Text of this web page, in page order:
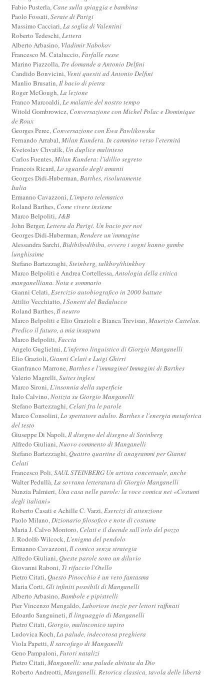
Fabio Pusterla, Cane sulla spiaggia e bambina
Paolo Fossati,Serate di Parigi
Massimo Cacciari,La soglia di Valentini
Roberto Tedeschi,Lettera
Alberto Arbasino, Vladimir Nabokov
Francesco M. Cataluccio,Farfalle russe
Marino Piazzolla, Tre domande a Antonio Delfini
Candido Bonvicini, Venti quesiti ad Antonio Delfini
Manlio Brusatin,Il bacio di pietra
Roger McGough,La lezione
Franco Marcoaldi,Le malattie del nostro tempo
Witold Gombrowicz, Conversazione con Michel Polac e Dominique
de Roux
Georges Perec, Conversazione con Ewa Pawlikowska
Fernando Arrabal,Milan Kundera. In cammino verso l'eternità
Kvetoslav Chvatìk, Un duplice malinteso
Carlos Fuentes,Milan Kundera: l'idillio segreto
Francois Ricard,Lo sguardo degli amanti
Georges Didi-Huberman,Barthes, risolutamente
Italia
Ermanno Cavazzoni,L'impero telematico
Roland Barthes, Come vivere insieme
Marco Belpoliti,J&B
John Berger,Lettera da Parigi. Un bacio per noi
Georges Didi-Huberman,Rendere un’immagine
Alessandra Sarchi,Bidibibodibibu, ovvero i sogni hanno gambe
lunghissime
Stefano Bartezzaghi,Steinberg, talkboy/thinkboy
Marco Belpoliti e Andrea Cortellessa,Antologia della critica
manganelliana. Nota e sommario
Gianni Celati,Esercizio autobiografico in 2000 battute
Attilio Vecchiatto,I Sonetti del Badalucco
Roland Barthes,Il neutro
Marco Belpoliti e Elio Grazioli e Bianca Trevisan,Maurizio Cattelan.
Predico il futuro, a mia insaputa
Marco Belpoliti,Faccia
Angelo Guglielmi,L'inferno linguistico di Giorgio Manganelli
Elio Grazioli,Gianni Celati e Luigi Ghirri
Gianfranco Marrone,Barthes e l'immagine/ Immagini di Barthes
Valerio Magrelli,Suites inglesi
Marco Sironi,L'insonnia della superficie
Italo Calvino,Notizia su Giorgio Manganelli
Stefano Bartezzaghi, Celati fra le parole
Marco Consolini,Lo spettatore adulto. Barthes e l'energia metaforica
del testo
Giuseppe Di Napoli,Il disegno del disegno di Steinberg
Alfredo Giuliani,Nuovo commento di Manganelli
Stefano Bartezzaghi,Quattro quartine di anagrammi per Gianni
Celati
Francesco Poli,SAUL STEINBERG Un artista concettuale, anche
Walter Pedullà,La sovrana letteratura di Giorgio Manganelli
Nunzia Palmieri, Una casa nelle parole: la voce comica nei «Costumi
degli italiani»
Roberto Casati e Achille C. Varzi,Esercizi di attenzione
Paolo Milano,Dizionario filosofico e note di costume
Maria J. Calvo Montoro, Celati e il duende sull’orlo del pozzo
J. Rodolfo Wilcock,L'enigma del pendolo
Ermanno Cavazzoni,Il comico senza strategia
Alfredo Giuliani,Queste parole sono un diluvio
Giovanni Raboni, Ti rifaccio l'Otello
Pietro Citati,Questo Pinocchio è un vero fantasma
Maria Corti,Gli infiniti possibili di Manganelli
Alberto Arbasino,Bambole e pipistrelli
Pier Vincenzo Mengaldo,Laboriose inezie per lettori raffinati
Edoardo Sanguineti,Il linguaggio di Manganelli
Pietro Citati,Giorgio, malinconico tapiro
Ludovica Koch,La palude, indecorosa preghiera
Viola Papetti,Il sarcofago di Manganelli
Geno Pampaloni,Furori natalizi
Pietro Citati,Manganelli: una palude abitata da Dio
Roberto Andreotti,Manganelli. Retorica classica, tavola delle libertà